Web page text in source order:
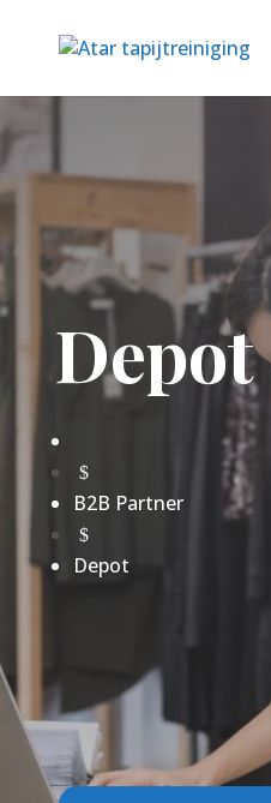
Depot
$
B2B Partner
$
Depot